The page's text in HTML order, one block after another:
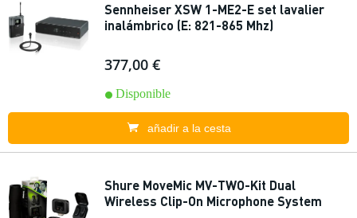
Sennheiser XSW 1-ME2-E set lavalier
inalámbrico (E: 821-865 Mhz)
377,00 €
Disponible
añadir a la cesta
Shure MoveMic MV-TWO-Kit Dual
Wireless Clip-On Microphone System